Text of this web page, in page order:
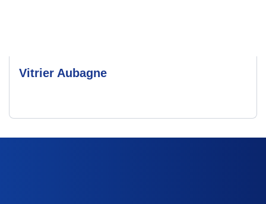
Vitrier Aubagne